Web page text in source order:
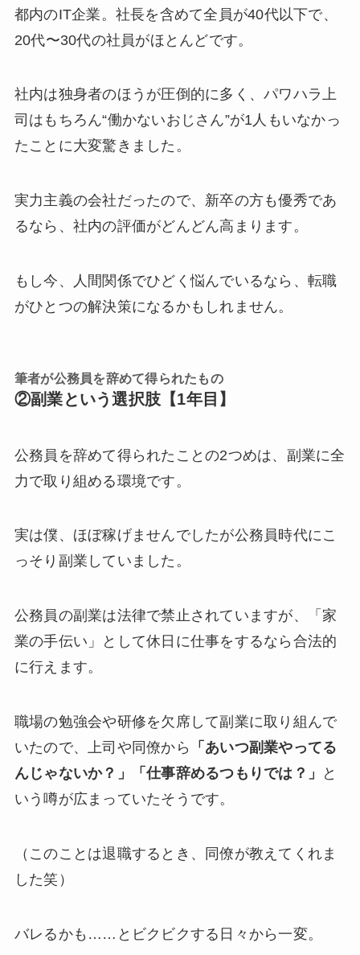
都内のIT企業。社長を含めて全員が40代以下で、
20代〜30代の社員がほとんどです。
社内は独身者のほうが圧倒的に多く、パワハラ上
司はもちろん“働かないおじさん”が1人もいなかっ
たことに大変驚きました。
実力主義の会社だったので、新卒の方も優秀であ
るなら、社内の評価がどんどん高まります。
もし今、人間関係でひどく悩んでいるなら、転職
がひとつの解決策になるかもしれません。
筆者が公務員を辞めて得られたもの
②副業という選択肢【1年目】
公務員を辞めて得られたことの2つめは、副業に全
力で取り組める環境です。
実は僕、ほぼ稼げませんでしたが公務員時代にこ
っそり副業していました。
公務員の副業は法律で禁止されていますが、「家
業の手伝い」として休日に仕事をするなら合法的
に行えます。
職場の勉強会や研修を欠席して副業に取り組んで
いたので、上司や同僚から
「あいつ副業やってる
んじゃないか？」「仕事辞めるつもりでは？」
と
いう噂が広まっていたそうです。
（このことは退職するとき、同僚が教えてくれま
した笑）
バレるかも……とビクビクする日々から一変。